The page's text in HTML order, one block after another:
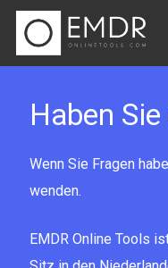
Zum
Hauptinhalt
springen
Haben
Wenn Sie Fragen
wenden.
EMDR Online Tools